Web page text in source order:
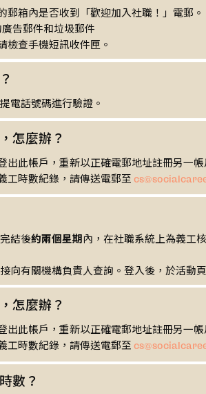
郵箱內是否收到「歡迎加入社職！」電郵。
告郵件和垃圾郵件
檢查手機短訊收件匣。
電話號碼進行驗證。
怎麼辦？
出此帳戶，重新以正確電郵地址註冊另一帳
工時數紀錄，請傳送電郵至
結後約兩個星期內，在社職系統上為義工
向有關機構負責人查詢。登入後，於活動
怎麼辦？
出此帳戶，重新以正確電郵地址註冊另一帳
工時數紀錄，請傳送電郵至
數？